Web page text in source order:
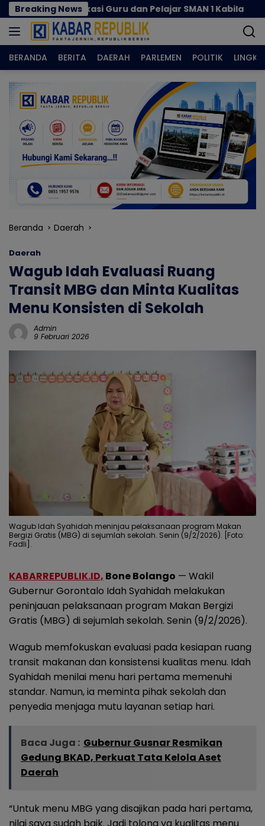
Langsung
ke
konten
Breaking News
Edukasi Guru dan Pelajar SMAN 1 Kabila Rizal
BERANDA BERITA DAERAH PARLEMEN POLITIK
Beranda Daerah
Daerah
Wagub Idah Evaluasi Ruang
Transit MBG dan Minta Kualitas
Menu Konsisten di Sekolah
Admin
9 Februari 2026
Wagub Idah Syahidah meninjau pelaksanaan program Makan
Bergizi Gratis (MBG) di sejumlah sekolah. Senin (9/2/2026). [Foto:
Fadli].
KABARREPUBLIK.ID, Bone Bolango — Wakil
Gubernur Gorontalo Idah Syahidah melakukan
peninjauan pelaksanaan program Makan Bergizi
Gratis (MBG) di sejumlah sekolah. Senin (9/2/2026).
Wagub memfokuskan evaluasi pada kesiapan ruang
transit makanan dan konsistensi kualitas menu. Idah
Syahidah menilai menu hari pertama memenuhi
standar. Namun, ia meminta pihak sekolah dan
penyedia menjaga mutu layanan setiap hari.
Baca Juga : Gubernur Gusnar Resmikan
Gedung BKAD, Perkuat Tata Kelola Aset
Daerah
“Untuk menu MBG yang disajikan pada hari pertama,
nilai saya sudah baik. Jadi tolong ya kualitas menu